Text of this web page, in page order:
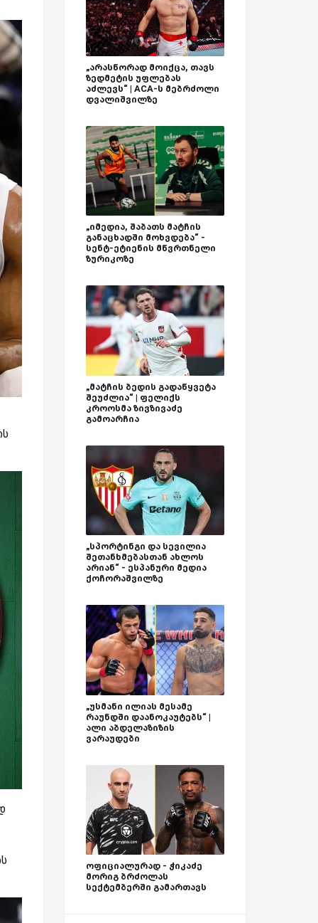
„არასწორად მოიქცა, თავს
ზედმეტის უფლებას
აძლევს“ | ACA-ს მებრძოლი
დვალიშვილზე
„იმედია, შაბათს მატჩის
განაცხადში მოხვდება“ -
სენტ-ეტიენის მწვრთნელი
ზურიკოზე
„მატჩის ბედის გადაწყვეტა
შეუძლია“ | ფელიქს
კროოსმა ზივზივაძე
გამოარჩია
„სპორტინგი და სევილია
შეთანხმებასთან ახლოს
არიან“ - ესპანური მედია
ქოჩორაშვილზე
„უსმანი ილიას მესამე
რაუნდში დაანოკაუტებს“ |
ალი აბდელაზიზის
ვარაუდები
ოფიციალურად - ჭიკაძე
მორიგ ბრძოლას
სექტემბერში გამართავს